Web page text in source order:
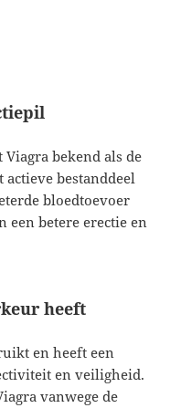
Viagra bekend als de
bestanddeel
bloedtoevoer
een betere erectie en
heeft
en heeft een
en veiligheid.
vanwege de